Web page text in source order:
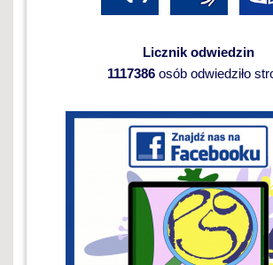
Licznik odwiedzin
1117386osób odwiedziło